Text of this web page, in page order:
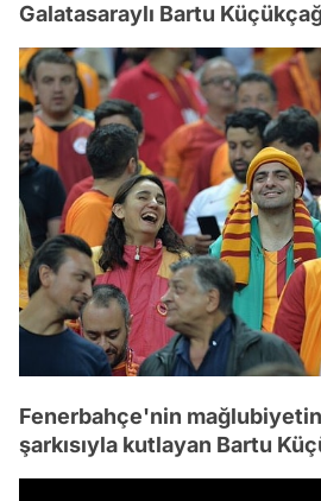
Galatasaraylı Bartu
Fenerbahçe'nin
şarkısıyla kutlayan Bartu